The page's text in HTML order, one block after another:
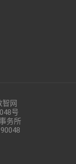
网
号
务所